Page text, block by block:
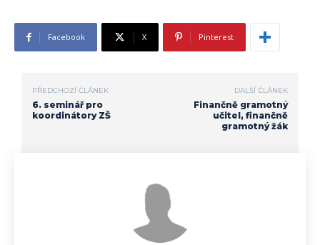
Facebook X Pinterest
PŘEDCHOZÍ ČLÁNEK
6. seminář pro
koordinátory ZŠ
DALŠÍ ČLÁNEK
Finančně gramotný
učitel, finančně
gramotný žák